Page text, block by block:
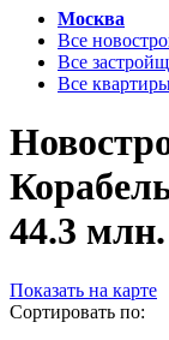
Москва
Все
Все
Все
44.3
Показать на карте
Сортировать по: